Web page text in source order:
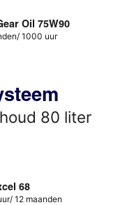
Oil 75W90
1000 uur
80 liter
68
12 maanden